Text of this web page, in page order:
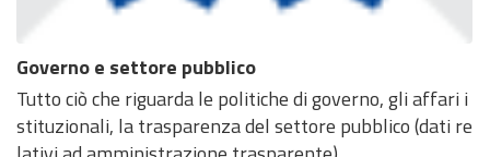
Governo e settore pubblico
Tutto ciò che riguarda le politiche di governo, gli affari i
stituzionali, la trasparenza del settore pubblico (dati re